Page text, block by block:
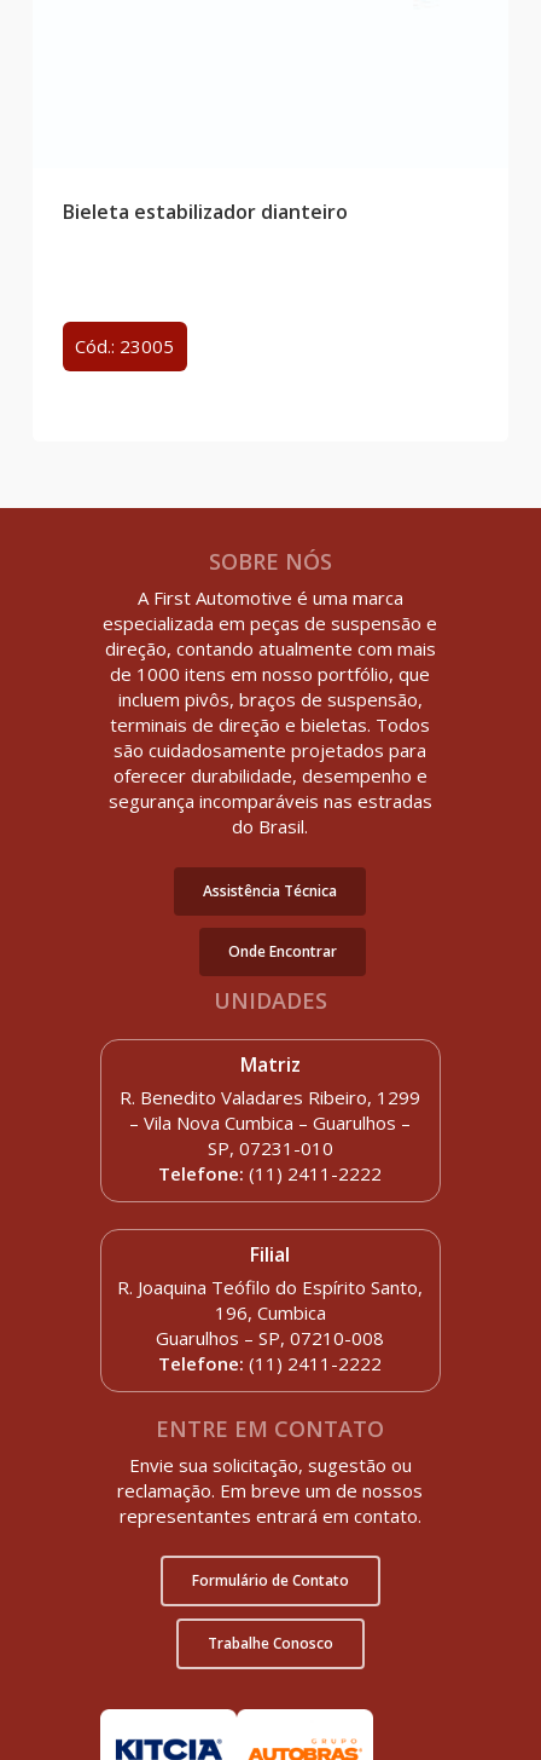
Bieleta estabilizador dianteiro
Cód.: 23005
SOBRE NÓS
A First Automotive é uma marca
especializada em peças de suspensão e
direção, contando atualmente com mais
de 1000 itens em nosso portfólio, que
incluem pivôs, braços de suspensão,
terminais de direção e bieletas. Todos
são cuidadosamente projetados para
oferecer durabilidade, desempenho e
segurança incomparáveis nas estradas
do Brasil.
Assistência Técnica
Onde Encontrar
UNIDADES
Matriz
R. Benedito Valadares Ribeiro, 1299
– Vila Nova Cumbica – Guarulhos –
SP, 07231-010
Telefone:(11) 2411-2222
Filial
R. Joaquina Teófilo do Espírito Santo,
196, Cumbica
Guarulhos – SP, 07210-008
Telefone: (11) 2411-2222
ENTRE EM CONTATO
Envie sua solicitação, sugestão ou
reclamação. Em breve um de nossos
representantes entrará em contato.
Formulário de Contato
Trabalhe Conosco